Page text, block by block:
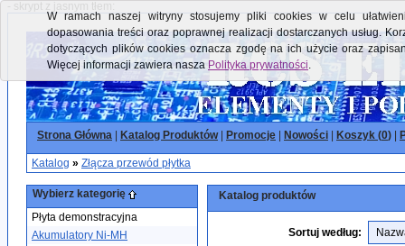
- skrypt z jasnym tłem:
Strona Główna Katalog Produktów| Promocje Nowości Koszyk (0)
Katalog » Złącza przewód płytka
Wybierz kategorię
Płyta demonstracyjna
Akumulatory Ni-MH
Katalog produktów
Sortuj według:
W ramach naszej witryny stosujemy pliki cookies w celu
dopasowania treści oraz poprawnej realizacji dostarczanych usług.
dotyczących plików cookies oznacza zgodę na ich użycie oraz
Więcej informacji zawiera nasza Polityka prywatności.